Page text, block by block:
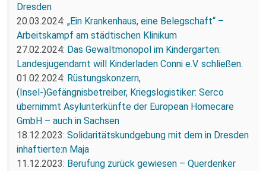
Dresden
20.03.2024: „Ein Krankenhaus, eine Belegschaft“ –
Arbeitskampf am städtischen Klinikum
27.02.2024: Das Gewaltmonopol im Kindergarten:
Landesjugendamt will Kinderladen Conni e.V. schließen.
01.02.2024: Rüstungskonzern,
(Insel-)Gefängnisbetreiber, Kriegslogistiker: Serco
übernimmt Asylunterkünfte der European Homecare
GmbH – auch in Sachsen
18.12.2023: Solidaritätskundgebung mit dem in Dresden
inhaftierte:n Maja
11.12.2023: Berufung zurück gewiesen – Querdenker